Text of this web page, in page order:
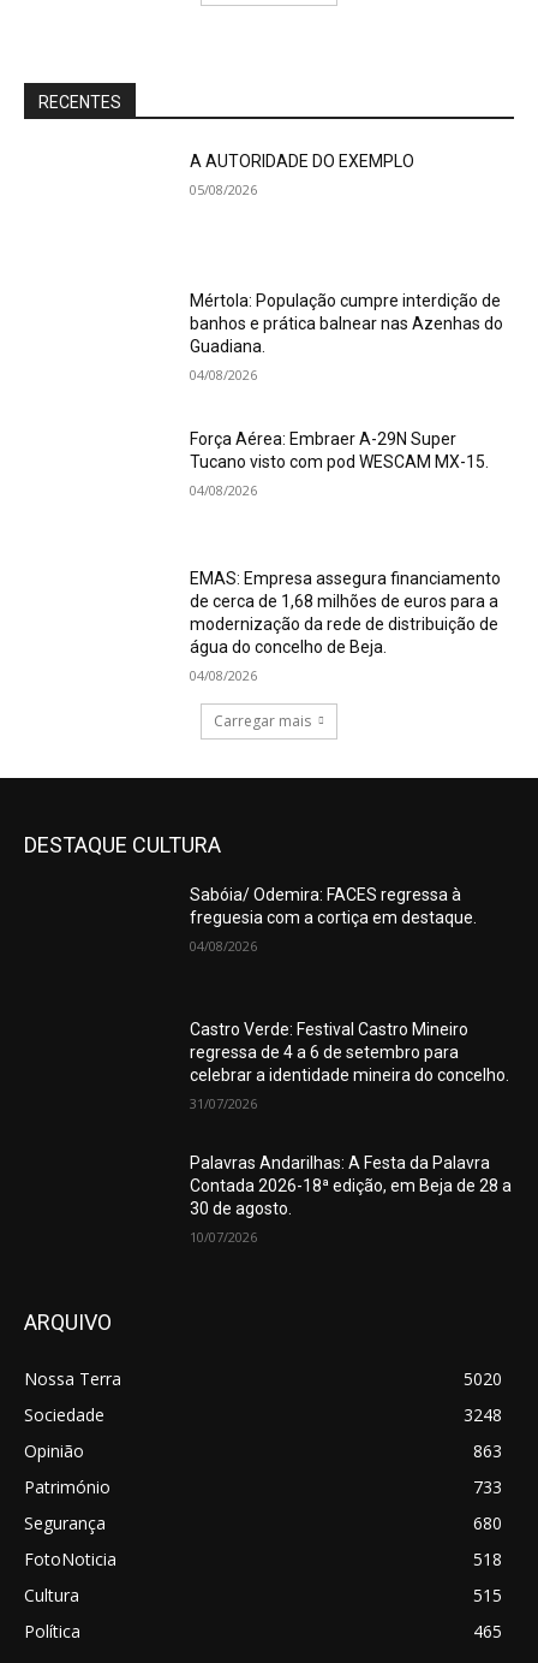
RECENTES
A AUTORIDADE DO EXEMPLO
05/08/2026
Mértola: População cumpre interdição de
banhos e prática balnear nas Azenhas do
Guadiana.
04/08/2026
Força Aérea: Embraer A-29N Super
Tucano visto com pod WESCAM MX-15.
04/08/2026
EMAS: Empresa assegura financiamento
de cerca de 1,68 milhões de euros para a
modernização da rede de distribuição de
água do concelho de Beja.
04/08/2026
Carregar mais
DESTAQUE CULTURA
Sabóia/ Odemira: FACES regressa à
freguesia com a cortiça em destaque.
04/08/2026
Castro Verde: Festival Castro Mineiro
regressa de 4 a 6 de setembro para
celebrar a identidade mineira do concelho.
31/07/2026
Palavras Andarilhas: A Festa da Palavra
Contada 2026-18ª edição, em Beja de 28 a
30 de agosto.
10/07/2026
ARQUIVO
Nossa Terra
5020
Sociedade
3248
Opinião
863
Património
733
Segurança
680
FotoNoticia
518
Cultura
515
Política
465